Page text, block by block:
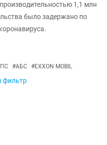
1,1 млн
было задержано по
ПС #АБС #EXXON MOBIL
фильтр